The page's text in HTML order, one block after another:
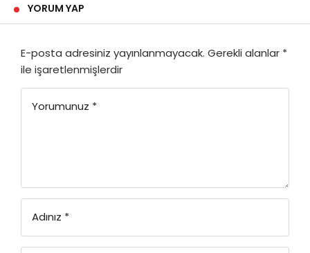
YORUM YAP
E-posta adresiniz yayınlanmayacak. Gerekli alanlar *
ile işaretlenmişlerdir
Yorumunuz *
Adınız *